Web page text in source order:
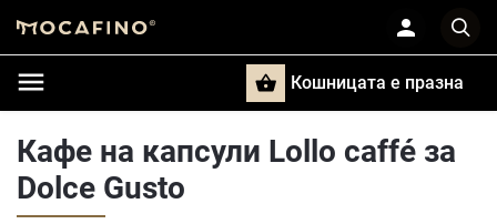
Кошницата e празна
Кафе на капсули Lollo caffé за
Dolce Gusto